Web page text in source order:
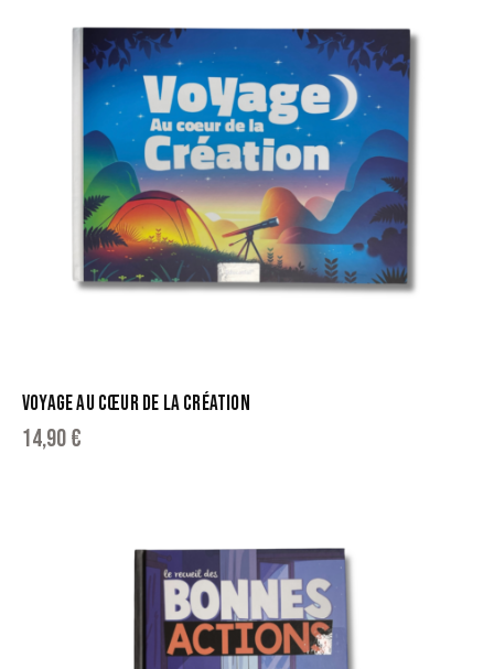
VOYAGE AU CŒUR DE LA CRÉATION
14,90€